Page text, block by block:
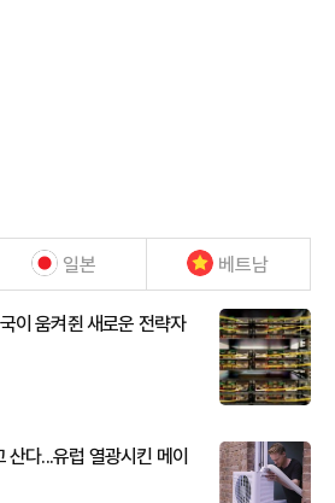
일본 베트남
이 움켜쥔 새로운 전략자
다...유럽 열광시킨 메이